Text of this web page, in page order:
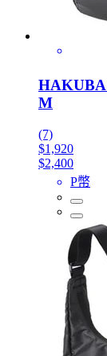
M
(7)
$1,920
$2,400
P幣